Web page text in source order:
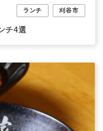
ランチ 刈谷市
チ4選